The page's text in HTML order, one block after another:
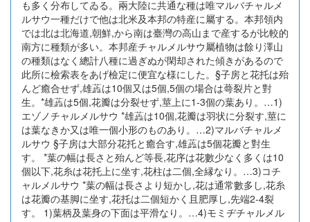
も多く分布してゐる。兩大陸に共通な種は唯マルバチャルメ
ルサウ一種だけで他は北米及本邦の特産に屬する。本邦領内
では北は北海道,朝鮮,から南は臺灣の高山まで産するが比較的
南方に種類が多い。本邦産チャルメルサウ屬植物は餘り澤山
の種類はなく總計八種に過ぎぬが閑却された傾きがあるので
此所に檢索表をあげ檢定に便宜な様にした。§子房と花托は殆
んど癒合せず,雄蕋は10個又は5個,5個の場合は蕚裂片と對
生。*雄蕋は5個,花瓣は分裂せず,莖上に1-3個の葉あり。…1)
エゾノチャルメルサウ *雄蕋は10個,花瓣は羽状に分裂す,莖に
は葉なきか又は唯一個小形のものあり。…2)マルバチャルメ
ルサウ §子房は大部分花托と癒合す,雄蕋は5個花瓣と對生
す。 *葉の幅は長さと殆んど等長,花序は花數少なく多くは10
個以下,花糸は花托上に坐す,花柱は二個,全縁なり。…3)コチ
ャルメルサウ *葉の幅は長さより短かし,花は通常數多し,花糸
は花瓣の基脚に坐す,花托は二個短かく且肥厚し,先端2-4裂
す。 1)葉柄及葉身の下面は平滑なり。…4)モミヂチャルメル